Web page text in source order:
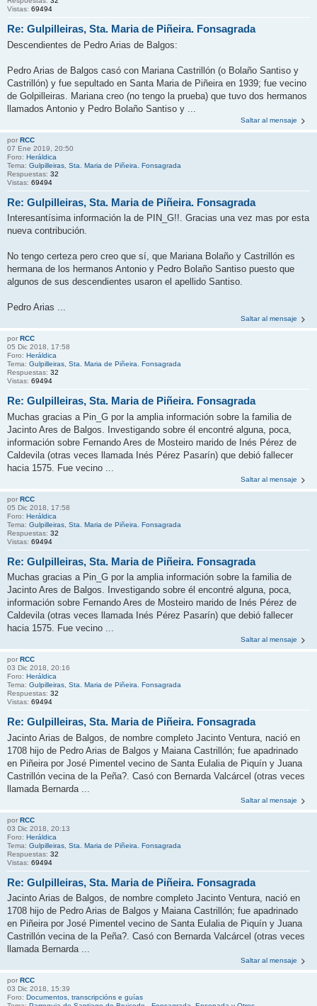
Vistas: 69494
Re: Gulpilleiras, Sta. Maria de Piñeira. Fonsagrada
Descendientes de Pedro Arias de Balgos:
Pedro Arias de Balgos casó con Mariana Castrillón (o Bolaño Santiso y
Castrillón) y fue sepultado en Santa Maria de Piñeira en 1939; fue vecino
de Golpilleiras. Mariana creo (no tengo la prueba) que tuvo dos hermanos
llamados Antonio y Pedro Bolaño Santiso y ...
Saltar al mensaje
por RCC
07 Ene 2019, 20:50
Foro: Heráldica
Tema: Gulpilleiras, Sta. Maria de Piñeira. Fonsagrada
Respuestas: 32
Vistas: 69494
Re: Gulpilleiras, Sta. Maria de Piñeira. Fonsagrada
Interesantísima información la de PIN_G!!. Gracias una vez mas por esta
nueva contribución.
No tengo certeza pero creo que sí, que Mariana Bolaño y Castrillón es
hermana de los hermanos Antonio y Pedro Bolaño Santiso puesto que
algunos de sus descendientes usaron el apellido Santiso.
Pedro Arias ...
Saltar al mensaje
por RCC
05 Dic 2018, 17:58
Foro: Heráldica
Tema: Gulpilleiras, Sta. Maria de Piñeira. Fonsagrada
Respuestas: 32
Vistas: 69494
Re: Gulpilleiras, Sta. Maria de Piñeira. Fonsagrada
Muchas gracias a Pin_G por la amplia información sobre la familia de
Jacinto Ares de Balgos. Investigando sobre él encontré alguna, poca,
información sobre Fernando Ares de Mosteiro marido de Inés Pérez de
Caldevila (otras veces llamada Inés Pérez Pasarín) que debió fallecer
hacia 1575. Fue vecino ...
Saltar al mensaje
por RCC
05 Dic 2018, 17:58
Foro: Heráldica
Tema: Gulpilleiras, Sta. Maria de Piñeira. Fonsagrada
Respuestas: 32
Vistas: 69494
Re: Gulpilleiras, Sta. Maria de Piñeira. Fonsagrada
Muchas gracias a Pin_G por la amplia información sobre la familia de
Jacinto Ares de Balgos. Investigando sobre él encontré alguna, poca,
información sobre Fernando Ares de Mosteiro marido de Inés Pérez de
Caldevila (otras veces llamada Inés Pérez Pasarín) que debió fallecer
hacia 1575. Fue vecino ...
Saltar al mensaje
por RCC
03 Dic 2018, 20:16
Foro: Heráldica
Tema: Gulpilleiras, Sta. Maria de Piñeira. Fonsagrada
Respuestas: 32
Vistas: 69494
Re: Gulpilleiras, Sta. Maria de Piñeira. Fonsagrada
Jacinto Arias de Balgos, de nombre completo Jacinto Ventura, nació en
1708 hijo de Pedro Arias de Balgos y Maiana Castrillón; fue apadrinado
en Piñeira por José Pimentel vecino de Santa Eulalia de Piquín y Juana
Castrillón vecina de la Peña?. Casó con Bernarda Valcárcel (otras veces
llamada Bernarda ...
Saltar al mensaje
por RCC
03 Dic 2018, 20:13
Foro: Heráldica
Tema: Gulpilleiras, Sta. Maria de Piñeira. Fonsagrada
Respuestas: 32
Vistas: 69494
Re: Gulpilleiras, Sta. Maria de Piñeira. Fonsagrada
Jacinto Arias de Balgos, de nombre completo Jacinto Ventura, nació en
1708 hijo de Pedro Arias de Balgos y Maiana Castrillón; fue apadrinado
en Piñeira por José Pimentel vecino de Santa Eulalia de Piquín y Juana
Castrillón vecina de la Peña?. Casó con Bernarda Valcárcel (otras veces
llamada Bernarda ...
Saltar al mensaje
por RCC
03 Dic 2018, 15:39
Foro: Documentos, transcripcións e guías